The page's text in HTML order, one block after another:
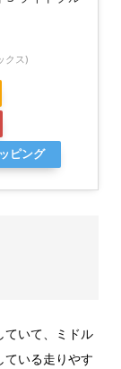
クス)
ピング
ていて、ミドル
ている走りやす